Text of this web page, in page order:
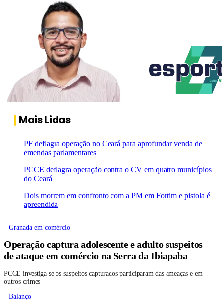
Mais Lidas
PF deflagra operação no Ceará para aprofundar venda de
emendas parlamentares
PCCE deflagra operação contra o CV em quatro municípios
do Ceará
Dois morrem em confronto com a PM em Fortim e pistola é
apreendida
Granada em comércio
Operação captura adolescente e adulto suspeitos
de ataque em comércio na Serra da Ibiapaba
PCCE investiga se os suspeitos capturados participaram das ameaças e em
outros crimes
Balanço